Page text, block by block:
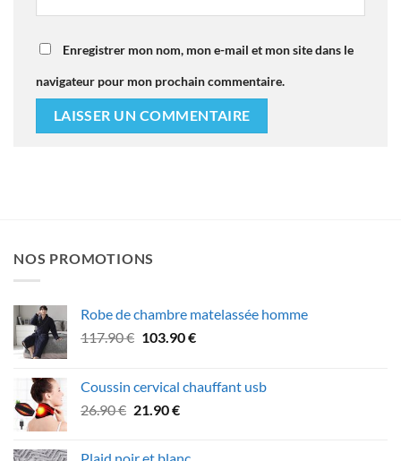
Enregistrer mon nom, mon e-mail et mon site dans le
navigateur pour mon prochain commentaire.
NOS PROMOTIONS
Robe de chambre matelassée homme
117.90€ Le
était :
117.90 €.
103.90€Le
est :
Coussin cervical chauffant usb
26.90€ Le
21.90€Le
Plaid noir et blanc